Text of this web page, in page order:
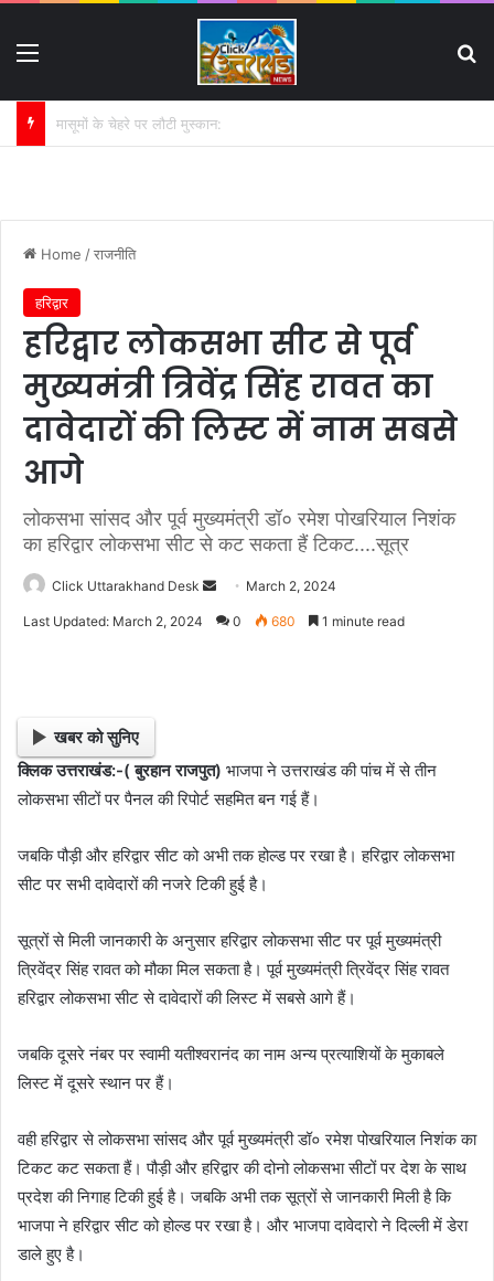
NIC कॉलेज धनौरी जमीन विवाद में बढ़ी मुश्किलें:
Home /राजनीति
हरिद्वार
हरिद्वार लोकसभा सीट से पूर्व
मुख्यमंत्री त्रिवेंद्र सिंह रावत का
दावेदारों की लिस्ट में नाम सबसे
आगे
लोकसभा सांसद और पूर्व मुख्यमंत्री डॉ० रमेश पोखरियाल निशंक
का हरिद्वार लोकसभा सीट से कट सकता हैं टिकट....सूत्र
Click Uttarakhand Desk
e
m
a
l
March 2, 2024
Last Updated: March 2, 2024 0 680 1 minute read
खबर को सुनिए
क्लिक उत्तराखंड:-( बुरहान राजपुत) भाजपा ने उत्तराखंड की पांच में से तीन
लोकसभा सीटों पर पैनल की रिपोर्ट सहमित बन गई हैं।
जबकि पौड़ी और हरिद्वार सीट को अभी तक होल्ड पर रखा है। हरिद्वार लोकसभा
सीट पर सभी दावेदारों की नजरे टिकी हुई है।
सूत्रों से मिली जानकारी के अनुसार हरिद्वार लोकसभा सीट पर पूर्व मुख्यमंत्री
त्रिवेंद्र सिंह रावत को मौका मिल सकता है। पूर्व मुख्यमंत्री त्रिवेंद्र सिंह रावत
हरिद्वार लोकसभा सीट से दावेदारों की लिस्ट में सबसे आगे हैं।
जबकि दूसरे नंबर पर स्वामी यतीश्वरानंद का नाम अन्य प्रत्याशियों के मुकाबले
लिस्ट में दूसरे स्थान पर हैं।
वही हरिद्वार से लोकसभा सांसद और पूर्व मुख्यमंत्री डॉ० रमेश पोखरियाल निशंक का
टिकट कट सकता हैं। पौड़ी और हरिद्वार की दोनो लोकसभा सीटों पर देश के साथ
प्रदेश की निगाह टिकी हुई है। जबकि अभी तक सूत्रों से जानकारी मिली है कि
भाजपा ने हरिद्वार सीट को होल्ड पर रखा है। और भाजपा दावेदारो ने दिल्ली में डेरा
डाले हुए है।